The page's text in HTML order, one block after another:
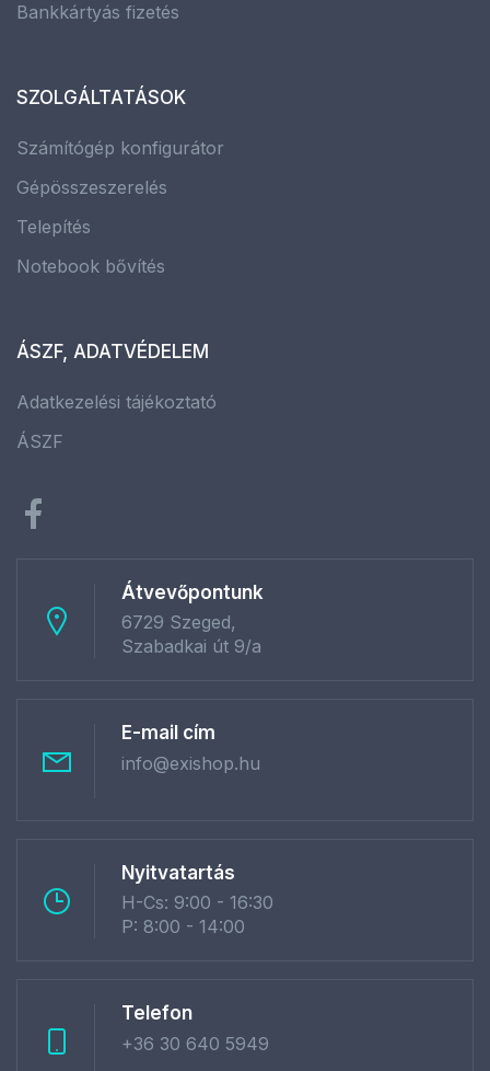
Bankkártyás fizetés
SZOLGÁLTATÁSOK
Számítógép konfigurátor
Gépösszeszerelés
Telepítés
Notebook bővítés
ÁSZF, ADATVÉDELEM
Adatkezelési tájékoztató
ÁSZF
Átvevőpontunk
6729 Szeged,
Szabadkai út 9/a
E-mail cím
info@exishop.hu
Nyitvatartás
H-Cs: 9:00 - 16:30
P: 8:00 - 14:00
Telefon
+36 30 640 5949